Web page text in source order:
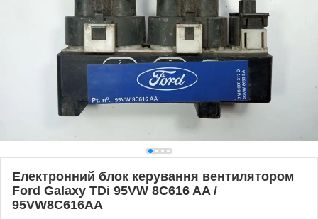
Електронний блок керування вентилятором
Ford Galaxy TDi 95VW 8C616 AA /
95VW8C616AA